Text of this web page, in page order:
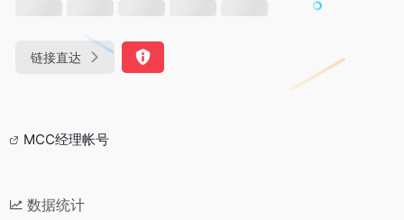
链接直达
MCC经理帐号
数据统计